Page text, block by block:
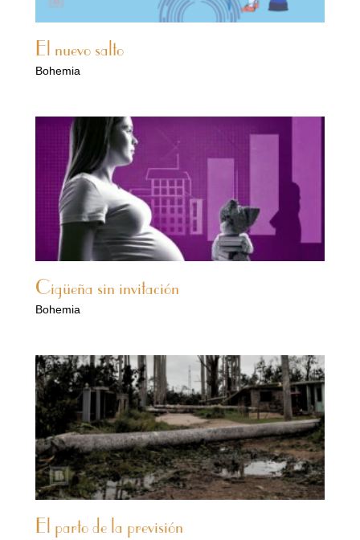
El nuevo salto
Bohemia
Cigüeña sin invitación
Bohemia
El parto de la previsión